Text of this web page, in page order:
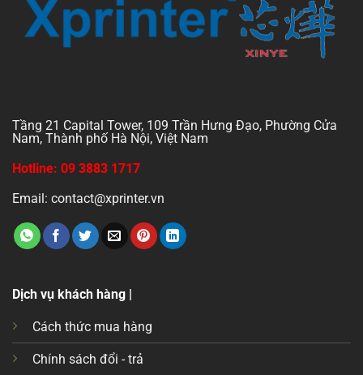
Tầng 21 Capital Tower, 109 Trần Hưng Đạo, Phường Cửa
Nam, Thành phố Hà Nội, Việt Nam
Hotline: 09 3883 1717
Email: contact@xprinter.vn
Dịch vụ khách hàng |
Cách thức mua hàng
Chính sách đổi - trả